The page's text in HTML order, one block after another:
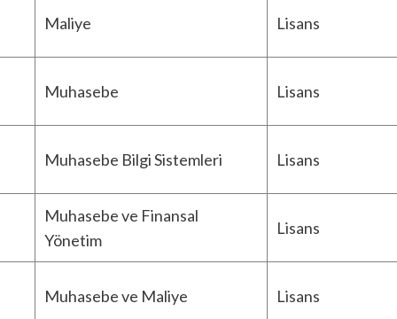
Maliye Lisans
Muhasebe Lisans
Muhasebe Bilgi Sistemleri Lisans
Muhasebe ve Finansal
Yönetim
Lisans
Muhasebe ve Maliye Lisans